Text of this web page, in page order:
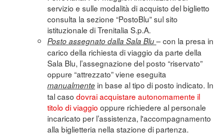
servizio e sulle modalità di acquisto del biglietto
consulta la sezione “PostoBlu” sul sito
istituzionale di Trenitalia S.p.A.
Posto assegnato dalla Sala Blu– con la presa in
carico della richiesta di viaggio da parte della
Sala Blu, l’assegnazione del posto “riservato”
oppure “attrezzato” viene eseguita
manualmente in base al tipo di posto indicato. In
tal caso dovrai acquistare autonomamente il
titolo di viaggio oppure richiedere al personale
incaricato per l’assistenza, l'accompagnamento
alla biglietteria nella stazione di partenza.